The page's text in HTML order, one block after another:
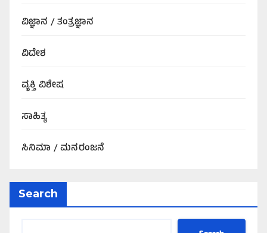
ವಿಜ್ಞಾನ / ತಂತ್ರಜ್ಞಾನ
ವಿದೇಶ
ವ್ಯಕ್ತಿ ವಿಶೇಷ
ಸಾಹಿತ್ಯ
ಸಿನಿಮಾ / ಮನರಂಜನೆ
Search